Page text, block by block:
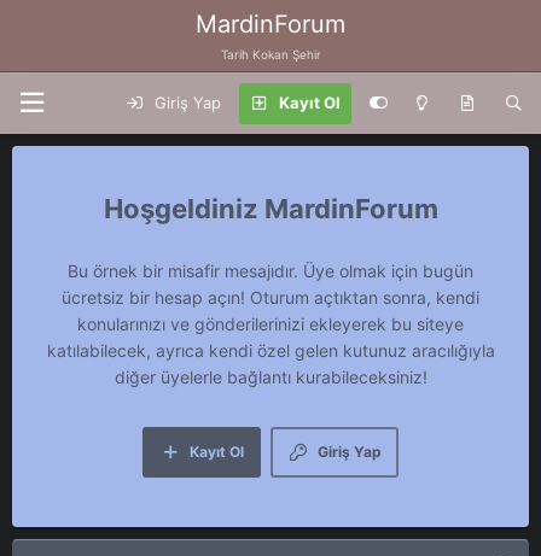
MardinForum
Tarih Kokan Şehir
Giriş Yap Kayıt Ol
MardinForum
Bu örnek bir misafir mesajıdır. Üye olmak için bugün
ücretsiz bir hesap açın! Oturum açtıktan sonra, kendi
konularınızı ve gönderilerinizi ekleyerek bu siteye
katılabilecek, ayrıca kendi özel gelen kutunuz aracılığıyla
diğer üyelerle bağlantı kurabileceksiniz!
Giriş Yap
Kayıt Ol